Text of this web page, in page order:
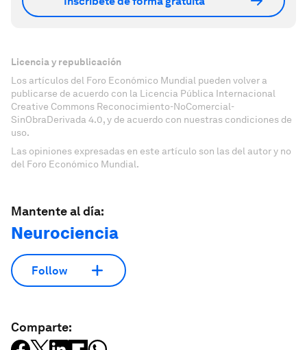
Licencia y republicación
Los artículos del Foro Económico Mundial pueden volver a
publicarse de acuerdo con la Licencia Pública Internacional
Creative Commons Reconocimiento-NoComercial-
SinObraDerivada 4.0, y de acuerdo con nuestras condiciones de
uso.
Las opiniones expresadas en este artículo son las del autor y no
del Foro Económico Mundial.
Mantente al día:
Neurociencia
Follow
Comparte: